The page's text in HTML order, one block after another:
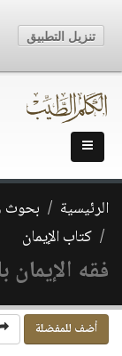
الرئيسية بحوث
كتاب الإيمان
فقه الإيمان
أضف للمفضلة
تنزيل التطبيق